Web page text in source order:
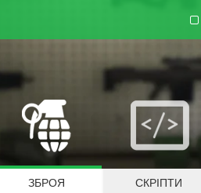
ЗБРОЯ СКРІПТИ